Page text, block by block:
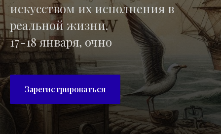
искусством их исполнения в
реальной жизни.
17-18 января, очно
Зарегистрироваться